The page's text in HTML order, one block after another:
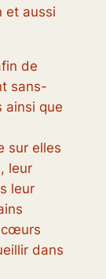
et aussi
de
sans-
ainsi que
sur elles
leur
leur
cœurs
dans